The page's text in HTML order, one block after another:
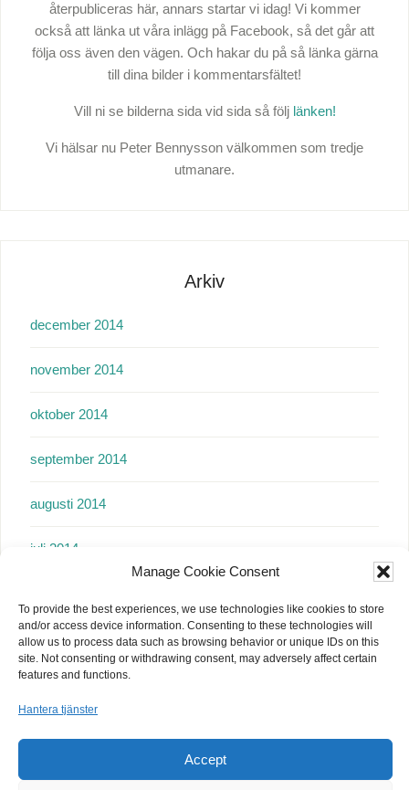
Manage Cookie Consent
To provide the best experiences, we use technologies like cookies to store
and/or access device information. Consenting to these technologies will
allow us to process data such as browsing behavior or unique IDs on this
site. Not consenting or withdrawing consent, may adversely affect certain
features and functions.
Hantera tjänster
Accept
återpubliceras här, annars startar vi idag! Vi kommer
också att länka ut våra inlägg på Facebook, så det går att
följa oss även den vägen. Och hakar du på så länka gärna
till dina bilder i kommentarsfältet!
Vill ni se bilderna sida vid sida så följ länken!
Vi hälsar nu Peter Bennysson välkommen som tredje
utmanare.
Arkiv
december 2014
november 2014
oktober 2014
september 2014
augusti 2014
juli 2014
maj 2014
april 2014